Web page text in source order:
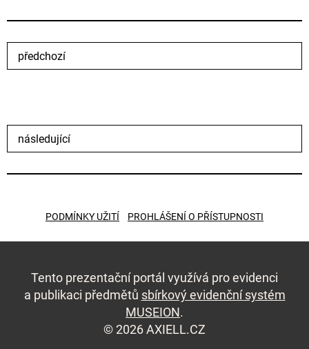
předchozí
následující
PODMÍNKY UŽITÍ PROHLÁŠENÍ O PŘÍSTUPNOSTI
Tento prezentační portál využívá pro evidenci
a publikaci předmětů sbírkový evidenční systém
MUSEION.
© 2026 AXIELL.CZ